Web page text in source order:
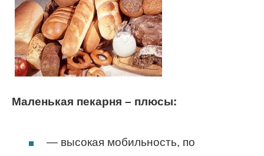
Маленькая пекарня – плюсы:
— высокая мобильность, по